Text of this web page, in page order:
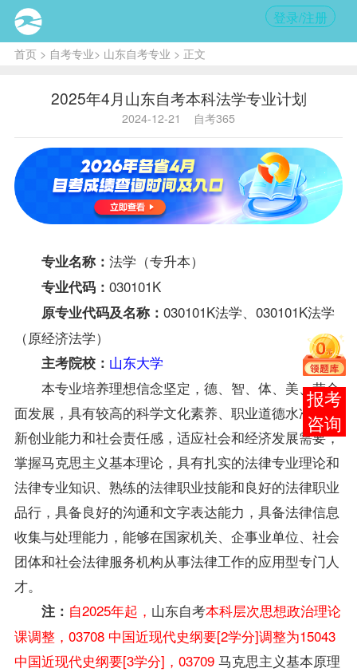
登录/注册
首页> 自考专业> 山东自考专业 > 正文
2025年4月山东自考本科法学专业计划
2024-12-21 自考365
专业名称： 法学（专升本）
专业代码： 030101K
原专业代码及名称： 030101K法学、030101K法学
（原经济法学）
主考院校： 山东大学
本专业培养理想信念坚定，德、智、体、美、劳全
面发展，具有较高的科学文化素养、职业道德水准、创
新创业能力和社会责任感，适应社会和经济发展需要，
掌握马克思主义基本理论，具有扎实的法律专业理论和
法律专业知识、熟练的法律职业技能和良好的法律职业
品行，具备良好的沟通和文字表达能力，具备法律信息
收集与处理能力，能够在国家机关、企事业单位、社会
团体和社会法律服务机构从事法律工作的应用型专门人
才。
注： 自2025年起， 山东自考本科层次思想政治理论
课调整，03708 中国近现代史纲要[2学分]调整为15043
中国近现代史纲要[3学分]，03709 马克思主义基本原理
在线
客服